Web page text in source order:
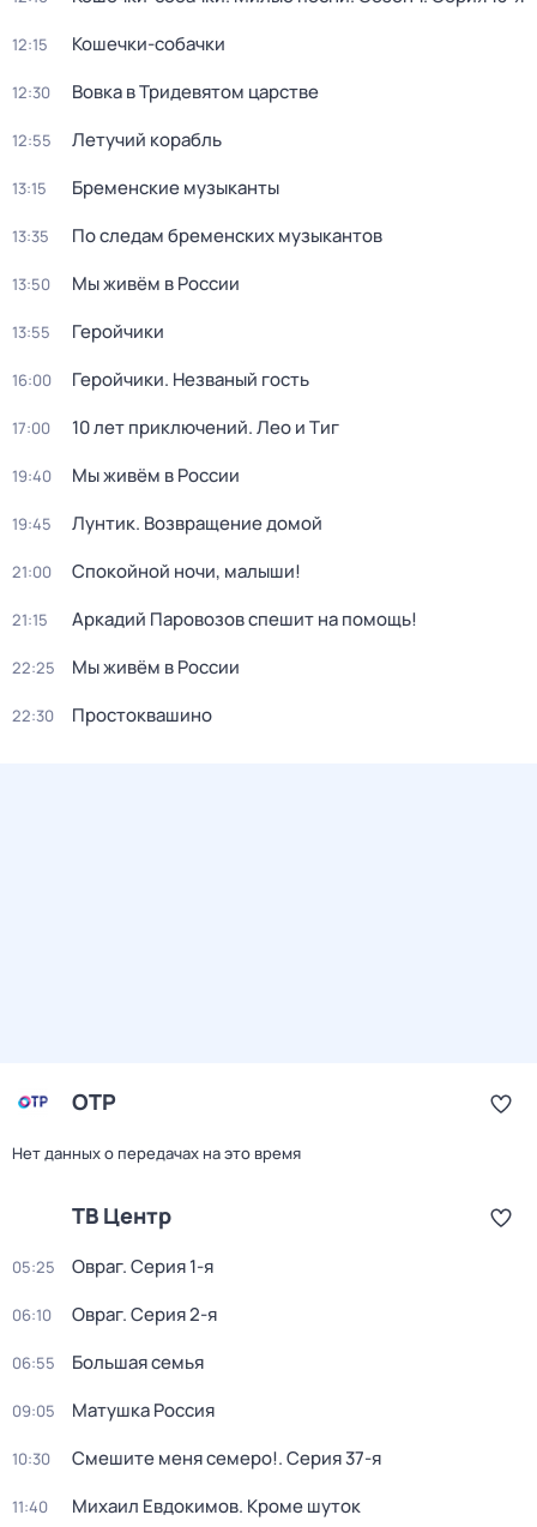
12:15 Кошечки-собачки
12:30 Вовка в Тридевятом царстве
12:55 Летучий корабль
13:15 Бременские музыканты
13:35 По следам бременских музыкантов
13:50 Мы живём в России
13:55 Геройчики
16:00 Геройчики. Незваный гость
17:00 10 лет приключений. Лео и Тиг
19:40 Мы живём в России
19:45 Лунтик. Возвращение домой
21:00 Спокойной ночи, малыши!
21:15 Аркадий Паровозов спешит на помощь!
22:25 Мы живём в России
22:30 Простоквашино
ОТР
Нет данных о передачах на это время
ТВ Центр
05:25 Овраг. Серия 1-я
06:10 Овраг. Серия 2-я
06:55 Большая семья
09:05 Матушка Россия
10:30 Смешите меня семеро!. Серия 37-я
11:40 Михаил Евдокимов. Кроме шуток